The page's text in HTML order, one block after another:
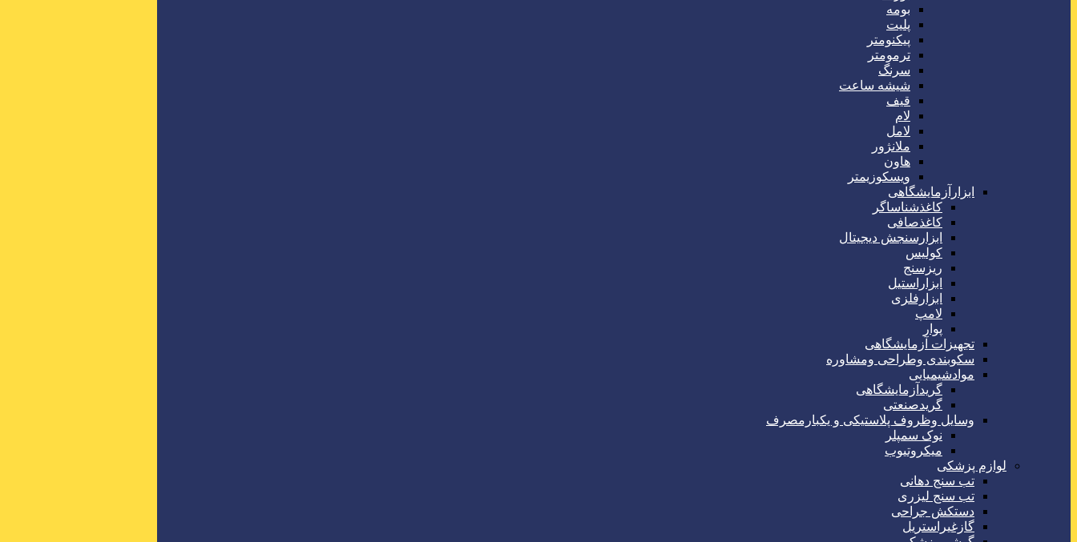
بومه
پلیت
پیکنومتر
ترمومتر
سرنگ
شیشه ساعت
قیف
لام
لامل
ملانژور
هاون
ویسکوزیمتر
ابزارآزمایشگاهی
کاغذشناساگر
کاغذصافی
ابزارسنجش دیجیتال
کولیس
ریزسنج
ابزاراستیل
ابزارفلزی
لامپ
پوار
تجهیزات آزمایشگاهی
سکوبندی وطراحی ومشاوره
موادشیمیایی
گریدآزمایشگاهی
گریدصنعتی
وسایل وظروف پلاستیکی و یکبارمصرف
نوک سمپلر
میکروتیوب
لوازم پزشکی
تب سنج دهانی
تب سنج لیزری
دستکش جراحی
گازغیراستریل